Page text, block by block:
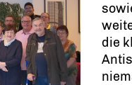
die